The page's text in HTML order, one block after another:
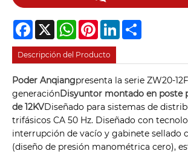
Facebook
X WhatsAppPinterestLinkedIn
Descripción del Producto
Poder Anqiangpresenta la serie ZW20-
generaciónDisyuntor montado en poste
de 12KVDiseñado para sistemas de
trifásicos CA 50 Hz. Diseñado con
interrupción de vacío y gabinete sellado
(diseño de presión manométrica cero),